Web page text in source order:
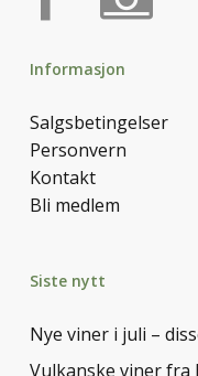
Informasjon
Salgsbetingelser
Personvern
Kontakt
Bli medlem
Siste nytt
Nye viner i juli –
Vulkanske viner fra